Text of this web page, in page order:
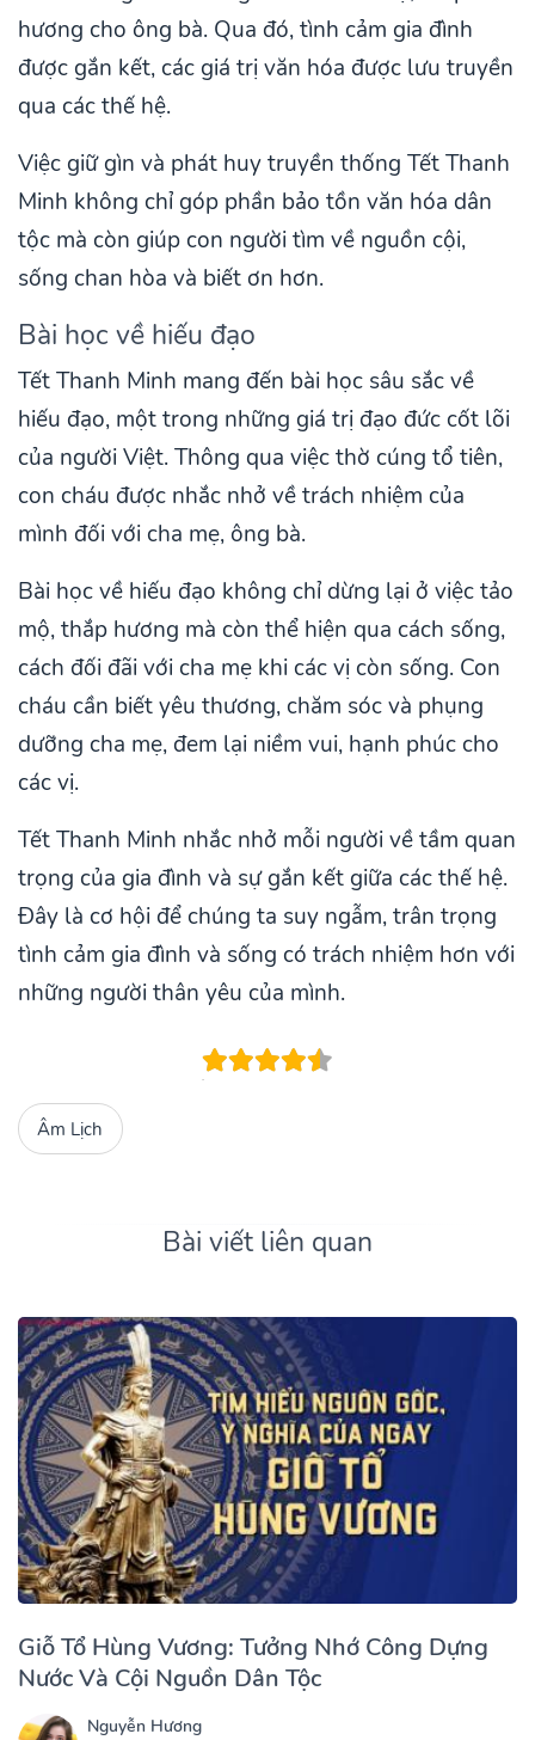
hương cho ông bà. Qua đó, tình cảm gia đình
được gắn kết, các giá trị văn hóa được lưu truyền
qua các thế hệ.
Việc giữ gìn và phát huy truyền thống Tết Thanh
Minh không chỉ góp phần bảo tồn văn hóa dân
tộc mà còn giúp con người tìm về nguồn cội,
sống chan hòa và biết ơn hơn.
Bài học về hiếu đạo
Tết Thanh Minh mang đến bài học sâu sắc về
hiếu đạo, một trong những giá trị đạo đức cốt lõi
của người Việt. Thông qua việc thờ cúng tổ tiên,
con cháu được nhắc nhở về trách nhiệm của
mình đối với cha mẹ, ông bà.
Bài học về hiếu đạo không chỉ dừng lại ở việc tảo
mộ, thắp hương mà còn thể hiện qua cách sống,
cách đối đãi với cha mẹ khi các vị còn sống. Con
cháu cần biết yêu thương, chăm sóc và phụng
dưỡng cha mẹ, đem lại niềm vui, hạnh phúc cho
các vị.
Tết Thanh Minh nhắc nhở mỗi người về tầm quan
trọng của gia đình và sự gắn kết giữa các thế hệ.
Đây là cơ hội để chúng ta suy ngẫm, trân trọng
tình cảm gia đình và sống có trách nhiệm hơn với
những người thân yêu của mình.
Âm Lịch
Bài viết liên quan
Giỗ Tổ Hùng Vương: Tưởng Nhớ Công Dựng
Nước Và Cội Nguồn Dân Tộc
Nguyễn Hương